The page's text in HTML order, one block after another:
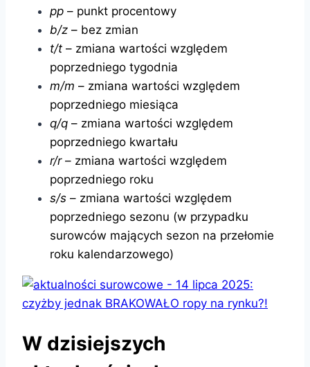
pp – punkt procentowy
b/z – bez zmian
t/t – zmiana wartości względem
poprzedniego tygodnia
m/m – zmiana wartości względem
poprzedniego miesiąca
q/q – zmiana wartości względem
poprzedniego kwartału
r/r– zmiana wartości względem
poprzedniego roku
s/s – zmiana wartości względem
poprzedniego sezonu (w przypadku
surowców mających sezon na przełomie
roku kalendarzowego)
W dzisiejszych